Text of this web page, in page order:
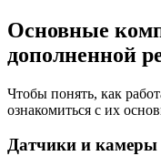
Основные
дополненной
Чтобы понять, как
ознакомиться с их
Датчики и камеры